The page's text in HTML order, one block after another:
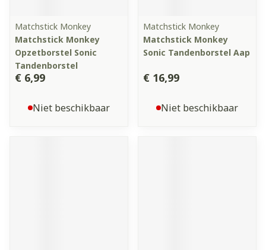
Matchstick Monkey
Matchstick Monkey
Opzetborstel Sonic
Tandenborstel
€ 6,99
Niet beschikbaar
Matchstick Monkey
Matchstick Monkey
Sonic Tandenborstel Aap
€ 16,99
Niet beschikbaar